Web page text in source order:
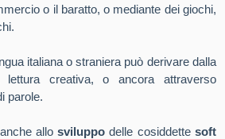
o il baratto, o mediante dei giochi,
italiana o straniera può derivare dalla
creativa, o ancora attraverso
parole.
allosviluppo delle cosiddette soft